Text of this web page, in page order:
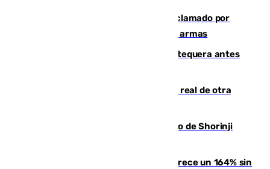
Detienen en Málaga a un fugitivo reclamado por
Colombia por homicidio y transporte de armas
Prueba final del Granada ante el Antequera antes
Ceuta se prepara ante la posibilidad real de otra
Cártama, protagonista en el Europeo de Shorinji
La llegada de inmigrantes a Ceuta crece un 164% sin